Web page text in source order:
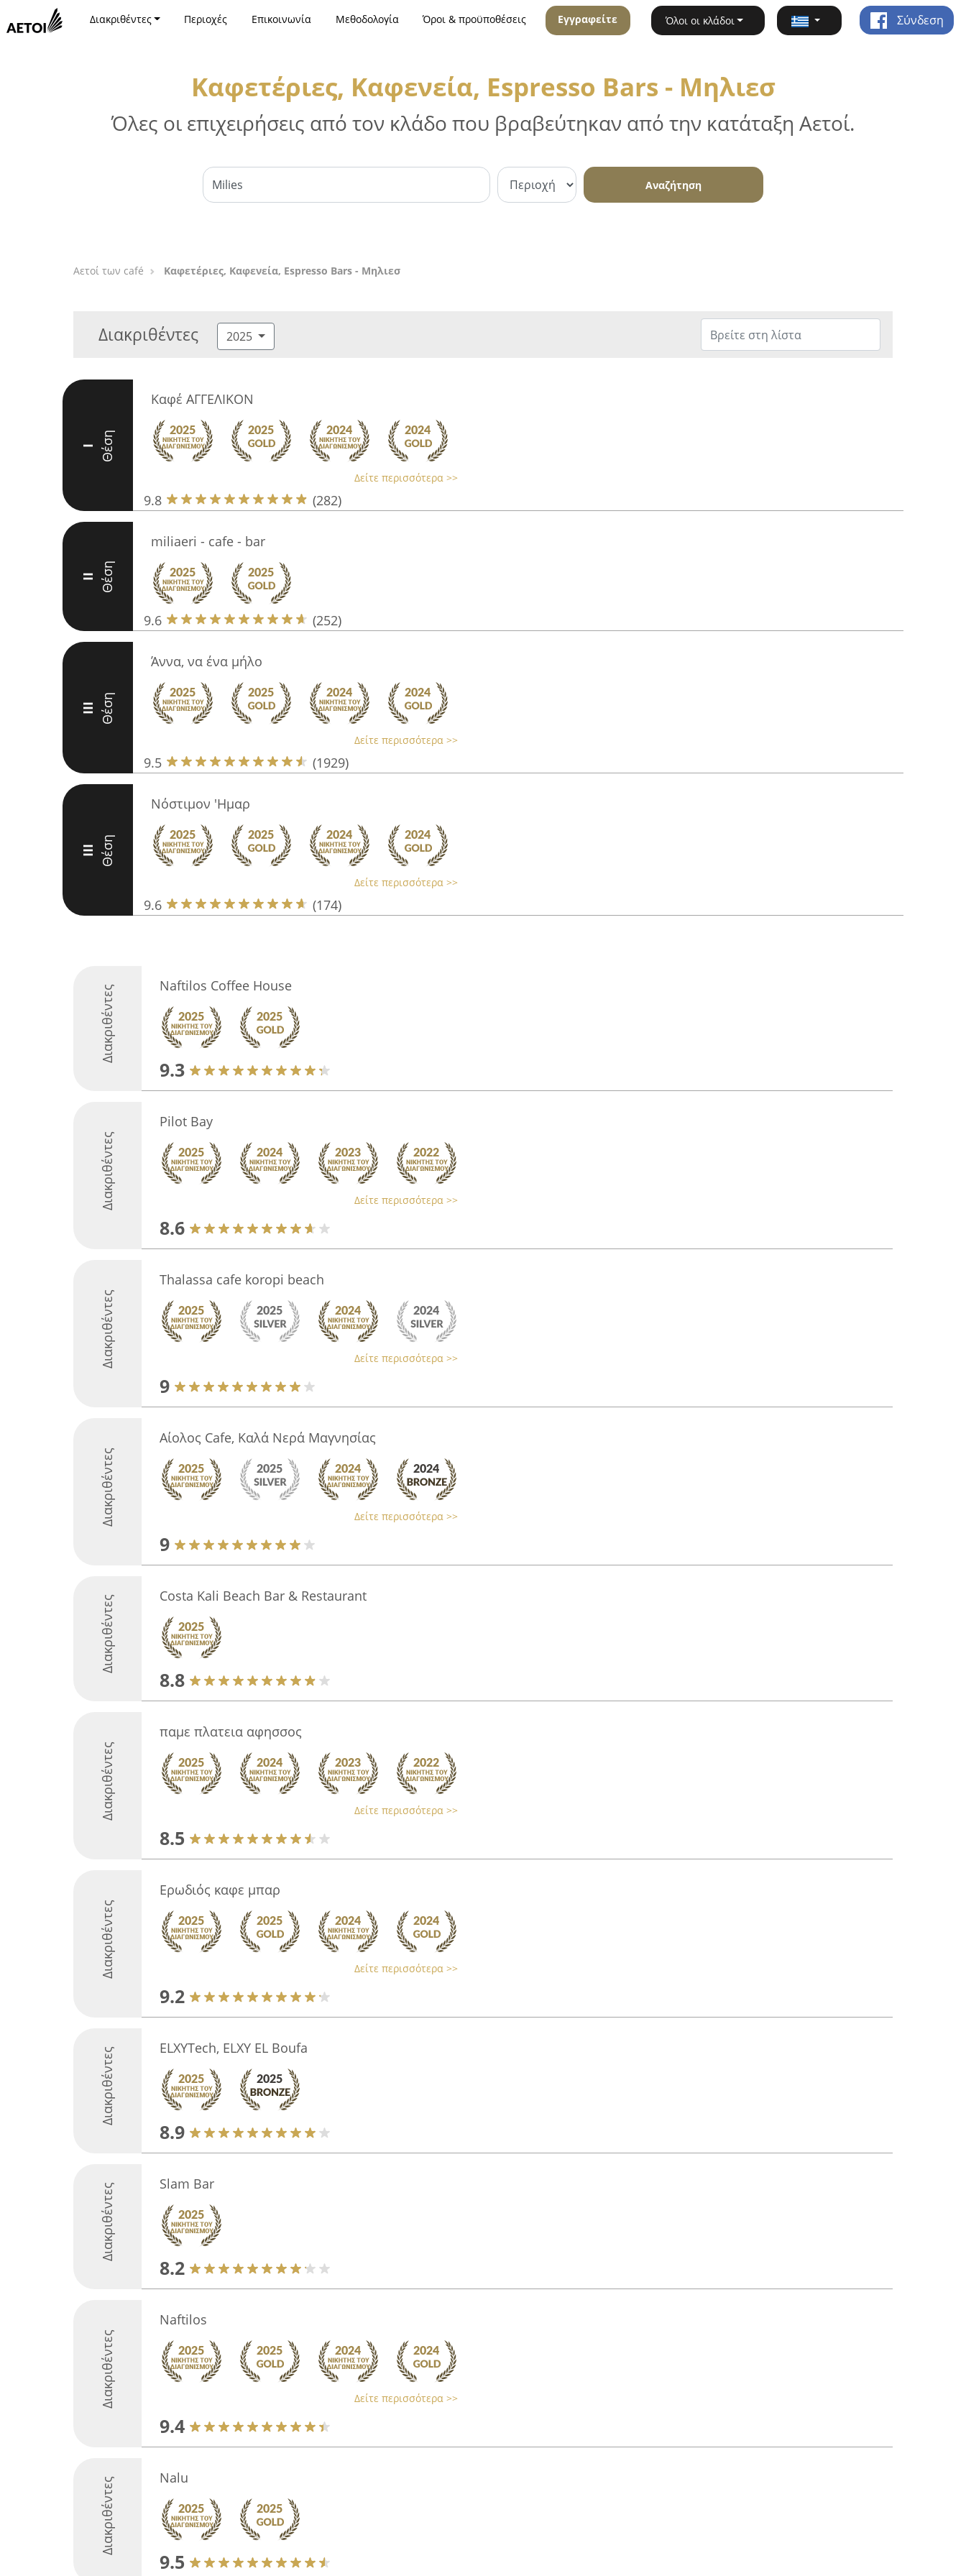
Διακριθέντες Περιοχές Επικοινωνία Μεθοδολογία Όροι & προϋποθέσεις Εγγραφείτε Όλοι οι κλάδοι Σύνδεση
Καφετέριες, Καφενεία, Espresso Bars - Μηλιεσ
Όλες οι επιχειρήσεις από τον κλάδο που βραβεύτηκαν από την κατάταξη Αετοί.
Αναζήτηση
Αετοί των café Καφετέριες, Καφενεία, Espresso Bars - Μηλιεσ
Διακριθέντες 2025
I Θέση
Καφέ ΑΓΓΕΛΙΚΟΝ
Δείτε περισσότερα >>
9.8 (282)
II Θέση
miliaeri - cafe - bar
9.6 (252)
III Θέση
Άννα, να ένα μήλο
Δείτε περισσότερα >>
9.5 (1929)
III Θέση
Νόστιμον 'Ημαρ
Δείτε περισσότερα >>
9.6 (174)
Διακριθέντες Naftilos Coffee House
9.3
Διακριθέντες
Pilot Bay
Δείτε περισσότερα >>
8.6
Διακριθέντες
Thalassa cafe koropi beach
Δείτε περισσότερα >>
9
Διακριθέντες
Αίολος Cafe, Καλά Νερά Μαγνησίας
Δείτε περισσότερα >>
9
Διακριθέντες Costa Kali Beach Bar & Restaurant
8.8
Διακριθέντες
παμε πλατεια αφησσος
Δείτε περισσότερα >>
8.5
Διακριθέντες
Ερωδιός καφε μπαρ
Δείτε περισσότερα >>
9.2
Διακριθέντες ELXYTech, ELXY EL Boufa
8.9
Διακριθέντες Slam Bar
8.2
Διακριθέντες
Naftilos
Δείτε περισσότερα >>
9.4
Διακριθέντες Nalu
9.5